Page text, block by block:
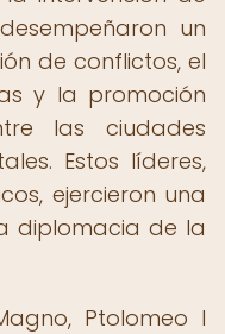
un
de conflictos, el
y la promoción
las ciudades
Estos líderes,
ejercieron una
diplomacia de la
Ptolomeo I